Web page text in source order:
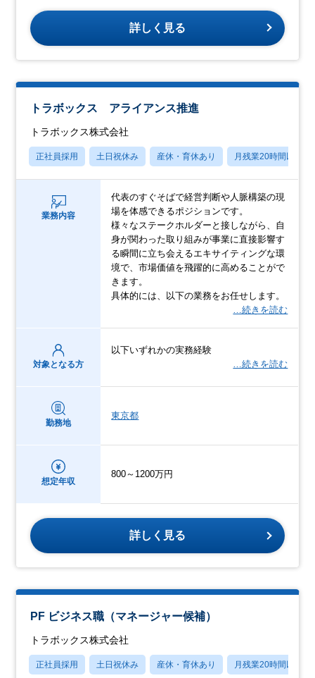
詳しく見る
トラボックス アライアンス推進
トラボックス株式会社
正社員採用 土日祝休み 産休・育休あり 月残業20時間以内
業務内容
代表のすぐそばで経営判断や人脈構築の現
場を体感できるポジションです。
様々なステークホルダーと接しながら、自
身が関わった取り組みが事業に直接影響す
る瞬間に立ち会えるエキサイティングな環
境で、市場価値を飛躍的に高めることがで
きます。
具体的には、以下の業務をお任せします。
…続きを読む
対象となる方
以下いずれかの実務経験
…続きを読む
勤務地
東京都
想定年収
800～1200万円
詳しく見る
PF ビジネス職（マネージャー候補）
トラボックス株式会社
正社員採用 土日祝休み 産休・育休あり 月残業20時間以内